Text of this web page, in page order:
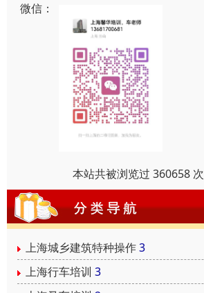
微信：
本站共被浏览过 360658 次
上海城乡建筑特种操作3
上海行车培训 3